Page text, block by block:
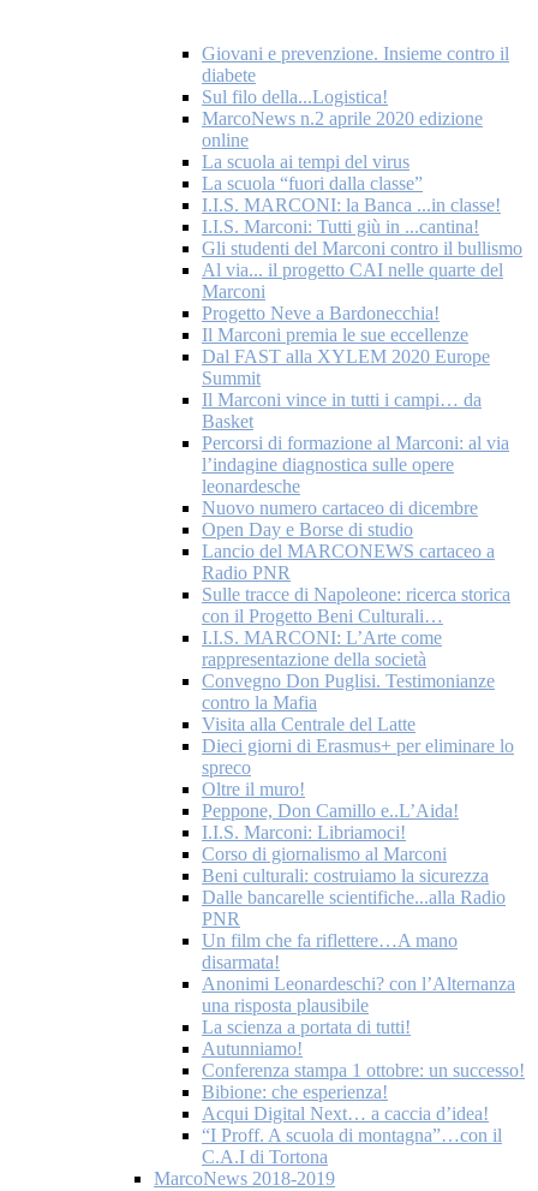
Giovani e prevenzione. Insieme contro il
diabete
Sul filo della...Logistica!
MarcoNews n.2 aprile 2020 edizione
online
La scuola ai tempi del virus
La scuola “fuori dalla classe”
I.I.S. MARCONI: la Banca ...in classe!
I.I.S. Marconi: Tutti giù in ...cantina!
Gli studenti del Marconi contro il bullismo
Al via... il progetto CAI nelle quarte del
Marconi
Progetto Neve a Bardonecchia!
Il Marconi premia le sue eccellenze
Dal FAST alla XYLEM 2020 Europe
Summit
Il Marconi vince in tutti i campi… da
Basket
Percorsi di formazione al Marconi: al via
l’indagine diagnostica sulle opere
leonardesche
Nuovo numero cartaceo di dicembre
Open Day e Borse di studio
Lancio del MARCONEWS cartaceo a
Radio PNR
Sulle tracce di Napoleone: ricerca storica
con il Progetto Beni Culturali…
I.I.S. MARCONI: L’Arte come
rappresentazione della società
Convegno Don Puglisi. Testimonianze
contro la Mafia
Visita alla Centrale del Latte
Dieci giorni di Erasmus+ per eliminare lo
spreco
Oltre il muro!
Peppone, Don Camillo e..L’Aida!
I.I.S. Marconi: Libriamoci!
Corso di giornalismo al Marconi
Beni culturali: costruiamo la sicurezza
Dalle bancarelle scientifiche...alla Radio
PNR
Un film che fa riflettere…A mano
disarmata!
Anonimi Leonardeschi? con l’Alternanza
una risposta plausibile
La scienza a portata di tutti!
Autunniamo!
Conferenza stampa 1 ottobre: un successo!
Bibione: che esperienza!
Acqui Digital Next… a caccia d’idea!
“I Proff. A scuola di montagna”…con il
C.A.I di Tortona
MarcoNews 2018-2019